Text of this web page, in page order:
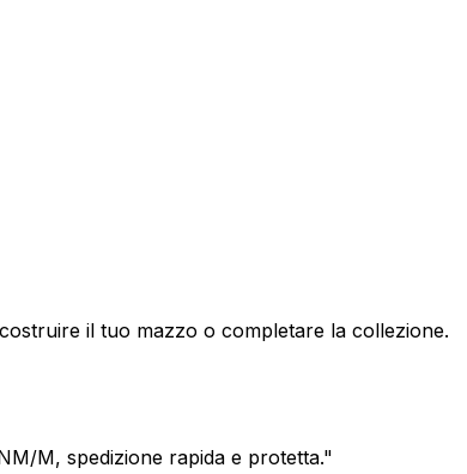
il tuo mazzo o completare la collezione.
M, spedizione rapida e protetta."